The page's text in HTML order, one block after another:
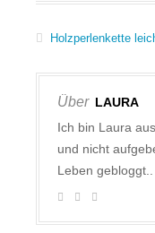
Holzperlenkette
Über LAURA
Ich bin Laura
und nicht
Leben gebloggt..